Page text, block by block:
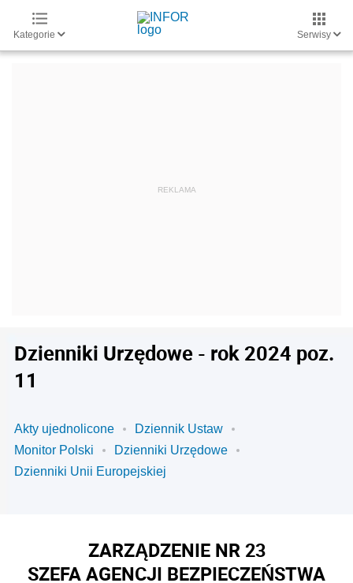
Kategorie Serwisy
Dzienniki Urzędowe - rok 2024 poz.
11
Akty ujednolicone
Dziennik Ustaw
Monitor Polski
Dzienniki Urzędowe
Dzienniki Unii Europejskiej
ZARZĄDZENIE NR 23
SZEFA AGENCJI BEZPIECZEŃSTWA